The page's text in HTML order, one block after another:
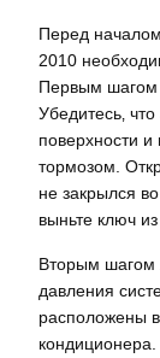
Перед
2010
Первым шагом
Убедитесь‚
поверхности
тормозом.
не закрылся
выньте ключ
Вторым шагом
давления
расположены